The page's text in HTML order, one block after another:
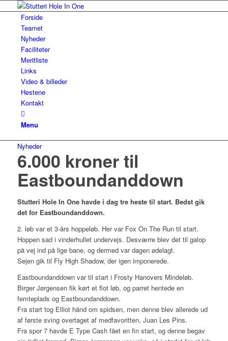
Forside
Teamet
Nyheder
Faciliteter
Meritliste
Links
Video & billeder
Hestene
Kontakt
Menu
Nyheder
6.000 kroner til
Eastboundanddown
Stutteri Hole In One havde i dag tre heste til start. Bedst gik
det for Eastboundanddown.
2. løb var et 3-års hoppeløb. Her var Fox On The Run til start.
Hoppen sad i vinderhullet undervejs. Desværre blev det til galop
på vej ind på lige bane, og dermed var dagen ødelagt.
Sejen gik til Fly High Shadow, der igen imponerede.
Eastboundanddown var til start i Frosty Hanovers Mindeløb.
Birger Jørgensen fik kørt et flot løb, og parret hentede en
femteplads og Eastboundanddown.
Fra start tog Elliot hånd om spidsen, men denne blev allerede ud
af første sving overtaget af medfavoritten, Juan Les Pins.
Fra spor 7 havde E Type Cash fået en fin start, og denne begav